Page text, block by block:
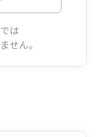
は
せん。